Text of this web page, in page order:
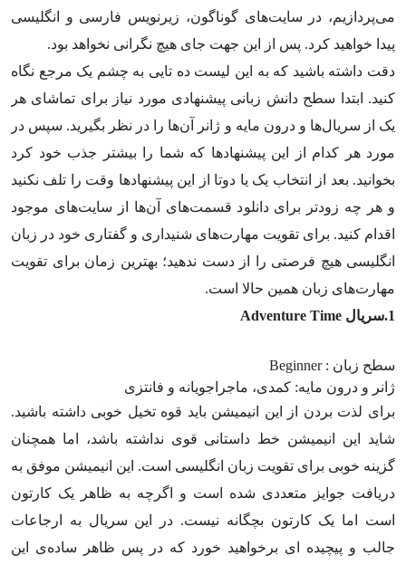
می‌پردازیم، در سایت‌های گوناگون، زیرنویس فارسی و انگلیسی
پیدا خواهید کرد. پس از این جهت جای هیچ نگرانی نخواهد بود.
دقت داشته باشید که به این لیست ده تایی به چشم یک مرجع نگاه
کنید. ابتدا سطح دانش زبانی پیشنهادی مورد نیاز برای تماشای هر
یک از سریال‌ها و درون مایه و ژانر آن‌ها را در نظر بگیرید. سپس در
مورد هر کدام از این پیشنهادها که شما را بیشتر جذب خود کرد
بخوانید. بعد از انتخاب یک یا دوتا از این پیشنهادها وقت را تلف نکنید
و هر چه زودتر برای دانلود قسمت‌های آن‌ها از سایت‌های موجود
اقدام کنید. برای تقویت مهارت‌های شنیداری و گفتاری خود در زبان
انگلیسی هیچ فرصتی را از دست ندهید؛ بهترین زمان برای تقویت
مهارت‌های زبان همین حالا است.
1.سریال Adventure Time
سطح زبان : Beginner
ژانر و درون مایه: کمدی، ماجراجویانه و فانتزی
برای لذت بردن از این انیمیشن باید قوه تخیل خوبی داشته باشید.
شاید این انیمیشن خط داستانی قوی نداشته باشد، اما همچنان
گزینه خوبی برای تقویت زبان انگلیسی است. این انیمیشن موفق به
دریافت جوایز متعددی شده است و اگرچه به ظاهر یک کارتون
است اما یک کارتون بچگانه نیست. در این سریال به ارجاعات
جالب و پیچیده ای برخواهید خورد که در پس ظاهر ساده‌ی این